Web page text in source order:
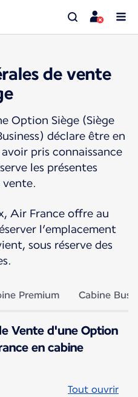
de vente
Option Siège (Siège
déclare être en
pris connaissance
les présentes
vente.
Air France offre au
l’emplacement
sous réserve des
Premium Cabine
Vente d'une Option
en cabine
Tout ouvrir